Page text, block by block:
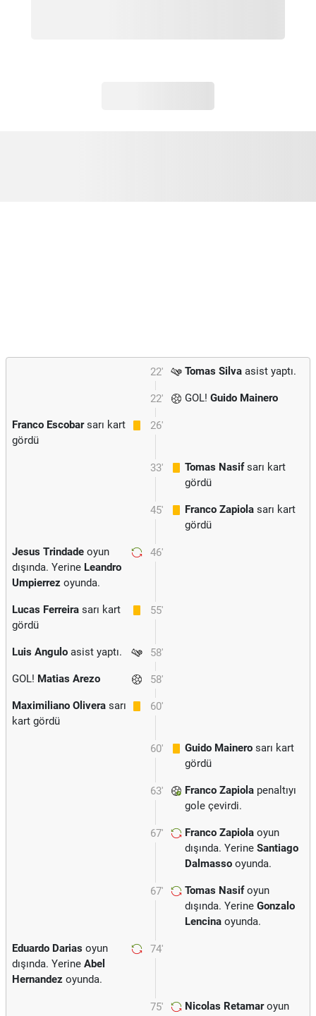
22' Tomas Silva asist yaptı.
22' GOL! Guido Mainero
26'
Franco Escobarsarı kart
gördü
33' Tomas Nasifsarı kart
gördü
45' Franco Zapiola sarı kart
gördü
46'
Jesus Trindade oyun
dışında. Yerine Leandro
Umpierrez oyunda.
55'
Lucas Ferreira sarı kart
gördü
58'
Luis Angulo asist yaptı.
58'
GOL! Matias Arezo
60'
Maximiliano Olivera sarı
kart gördü
60' Guido Mainero sarı kart
gördü
63' Franco Zapiola penaltıyı
gole çevirdi.
67' Franco Zapiola oyun
dışında. Yerine Santiago
Dalmasso oyunda.
67' Tomas Nasifoyun
dışında. Yerine Gonzalo
Lencina oyunda.
74'
Eduardo Darias oyun
dışında. Yerine Abel
Hernandez oyunda.
75' Nicolas Retamaroyun